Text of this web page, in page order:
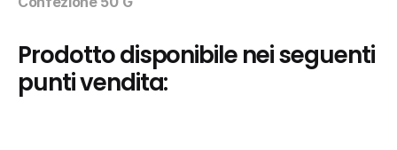
Prodotto disponibile nei seguenti
punti vendita: